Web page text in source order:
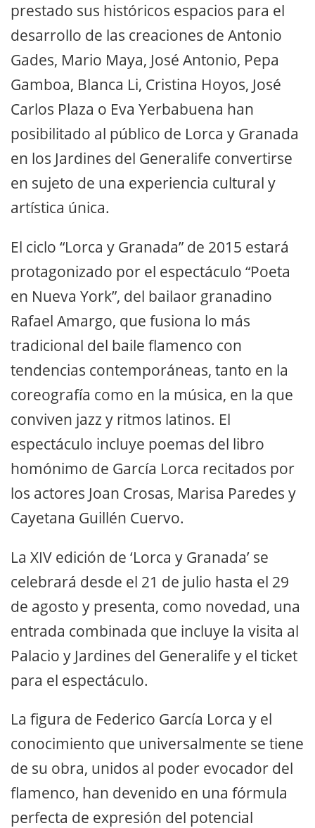
prestado sus históricos espacios para el
desarrollo de las creaciones de Antonio
Gades, Mario Maya, José Antonio, Pepa
Gamboa, Blanca Li, Cristina Hoyos, José
Carlos Plaza o Eva Yerbabuena han
posibilitado al público de Lorca y Granada
en los Jardines del Generalife convertirse
en sujeto de una experiencia cultural y
artística única.
El ciclo “Lorca y Granada” de 2015 estará
protagonizado por el espectáculo “Poeta
en Nueva York”, del bailaor granadino
Rafael Amargo, que fusiona lo más
tradicional del baile flamenco con
tendencias contemporáneas, tanto en la
coreografía como en la música, en la que
conviven jazz y ritmos latinos. El
espectáculo incluye poemas del libro
homónimo de García Lorca recitados por
los actores Joan Crosas, Marisa Paredes y
Cayetana Guillén Cuervo.
La XIV edición de ‘Lorca y Granada’ se
celebrará desde el 21 de julio hasta el 29
de agosto y presenta, como novedad, una
entrada combinada que incluye la visita al
Palacio y Jardines del Generalife y el ticket
para el espectáculo.
La figura de Federico García Lorca y el
conocimiento que universalmente se tiene
de su obra, unidos al poder evocador del
flamenco, han devenido en una fórmula
perfecta de expresión del potencial